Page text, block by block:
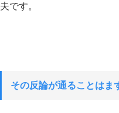
夫です。
その反論が通ることはま